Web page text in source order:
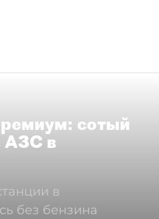
сотый
АЗС в
в
без бензина